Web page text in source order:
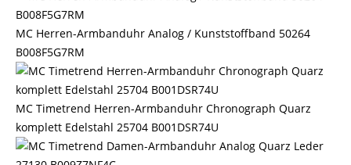
MC Herren-Armbanduhr Analog / Kunststoffband 50264
B008F5G7RM
MC Timetrend Herren-Armbanduhr Chronograph Quarz
komplett Edelstahl 25704 B001DSR74U